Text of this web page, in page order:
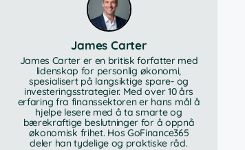
James Carter
James Carter er en britisk forfatter med
lidenskap for personlig økonomi,
spesialisert på langsiktige spare- og
investeringsstrategier. Med over 10 års
erfaring fra finanssektoren er hans mål å
hjelpe lesere med å ta smarte og
bærekraftige beslutninger for å oppnå
økonomisk frihet. Hos GoFinance365
deler han tydelige og praktiske råd.